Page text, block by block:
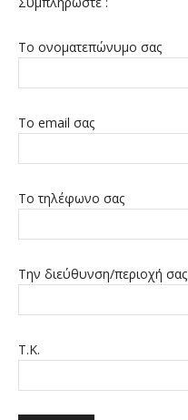
Το ονοματεπώνυμο σας
Το email σας
Το τηλέφωνο σας
Την διεύθυνση/περιοχή σας
Τ.Κ.